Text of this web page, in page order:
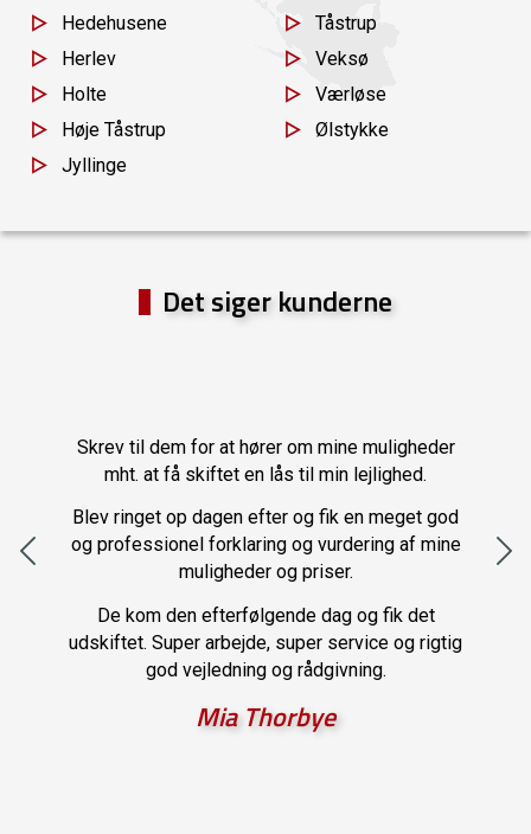
Hedehusene
Herlev
Holte
Høje Tåstrup
Jyllinge
Tåstrup
Veksø
Værløse
Ølstykke
Det siger kunderne
Skrev til dem for at hører om mine muligheder
mht. at få skiftet en lås til min lejlighed.
Blev ringet op dagen efter og fik en meget god
og professionel forklaring og vurdering af mine
muligheder og priser.
De kom den efterfølgende dag og fik det
udskiftet. Super arbejde, super service og rigtig
god vejledning og rådgivning.
Mia Thorbye
Fik